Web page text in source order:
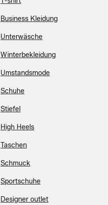
Business Kleidung
Unterwäsche
Winterbekleidung
Umstandsmode
Schuhe
Stiefel
High Heels
Taschen
Schmuck
Sportschuhe
Designer outlet